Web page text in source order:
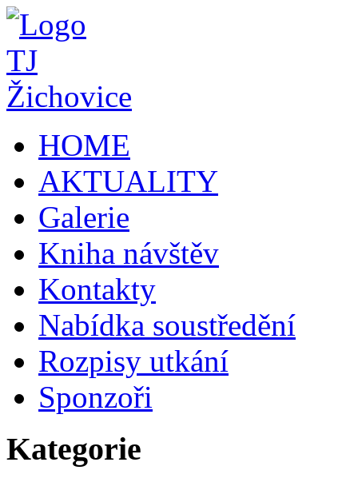
HOME
AKTUALITY
Galerie
Kniha návštěv
Kontakty
Nabídka soustředění
Rozpisy utkání
Sponzoři
Kategorie